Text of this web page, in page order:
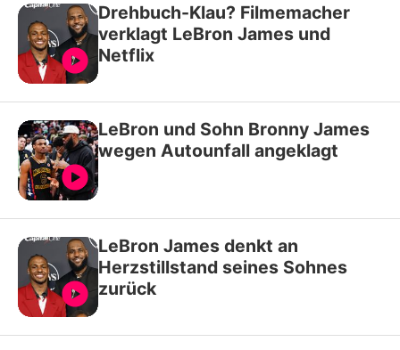
Drehbuch-Klau? Filmemacher
verklagt LeBron James und
Netflix
LeBron und Sohn Bronny James
wegen Autounfall angeklagt
LeBron James denkt an
Herzstillstand seines Sohnes
zurück